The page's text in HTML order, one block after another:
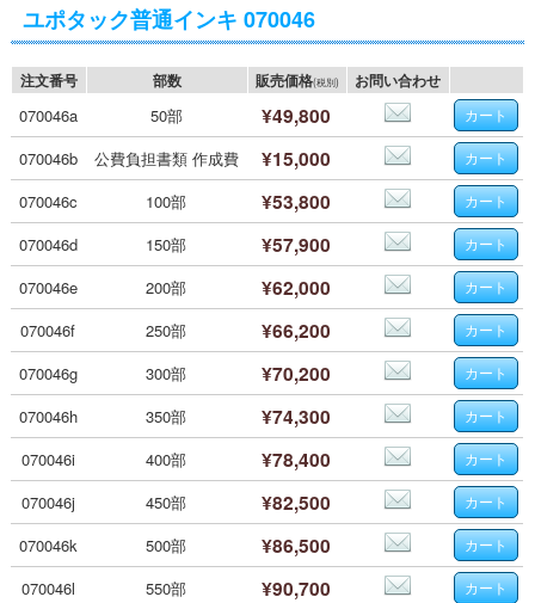
ユポタック普通インキ 070046
注文番号 部数 販売価格(税別) お問い合わせ
070046a 50部 ¥49,800
070046b 公費負担書類 作成費 ¥15,000
070046c 100部 ¥53,800
070046d 150部 ¥57,900
070046e 200部 ¥62,000
070046f 250部 ¥66,200
070046g 300部 ¥70,200
070046h 350部 ¥74,300
070046i 400部 ¥78,400
070046j 450部 ¥82,500
070046k 500部 ¥86,500
070046l 550部 ¥90,700